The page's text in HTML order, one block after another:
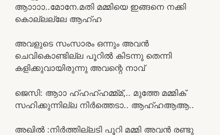
ആാാാാ..മോനേ.മതി മമ്മിയെ ഇങ്ങനെ നക്കി
കൊല്ലല്ലേ ആഹ്ഹ
അവളുടെ സംസാരം ഒന്നും അവൻ
ചെവികൊണ്ടില്ല പൂറിൽ കിടന്നു തെന്നി
കളിക്കുവായിരുന്നു അവന്റെ നാവ്
ജെസി: ആാാ ഹ്ഹഹ്ഹമ്മ്മ്,.. മുത്തേ മമ്മിക്
സഹിക്കുന്നില്ല നിർത്തെടാ.. ആഹ്ഹആആ..
അഖിൽ :നിർത്തില്ലടി പൂറി മമ്മി അവൻ രണ്ടു